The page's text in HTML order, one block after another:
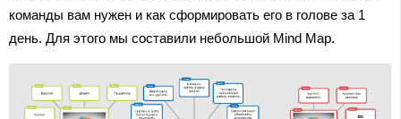
команды вам нужен и как сформировать его в голове за 1
день. Для этого мы составили небольшой Mind Map.